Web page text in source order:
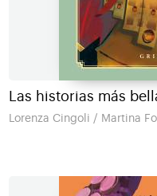
Las historias más
Lorenza Cingoli / Martina